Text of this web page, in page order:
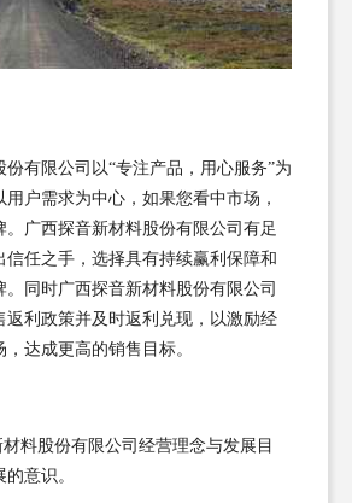
份有限公司以“专注产品，用心服务”为
户需求为中心，如果您看中市场，
。广西探音新材料股份有限公司有足
信任之手，选择具有持续赢利保障和
。同时广西探音新材料股份有限公司
返利政策并及时返利兑现，以激励经
达成更高的销售目标。
料股份有限公司经营理念与发展目
意识。